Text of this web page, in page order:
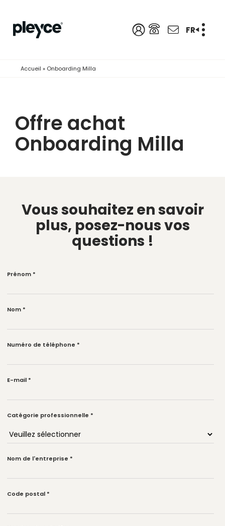
FR
Accueil » Onboarding Milla
Offre achat
Onboarding Milla
Vous souhaitez en savoir
plus, posez-nous vos
questions !
Prénom *
Nom *
Numéro de téléphone *
E-mail *
Catégorie professionnelle *
Nom de l'entreprise *
Code postal *